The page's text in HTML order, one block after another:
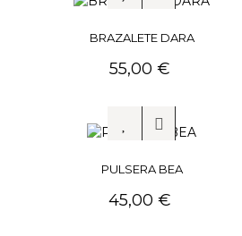
BRAZALETE DARA
Precio
55,00 €
PULSERA BEA
Precio
45,00 €